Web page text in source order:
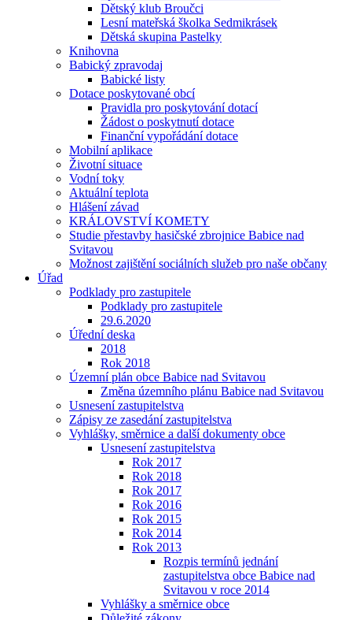
Dětský klub Broučci
Lesní mateřská školka Sedmikrásek
Dětská skupina Pastelky
Knihovna
Babický zpravodaj
Babické listy
Dotace poskytované obcí
Pravidla pro poskytování dotací
Žádost o poskytnutí dotace
Finanční vypořádání dotace
Mobilní aplikace
Životní situace
Vodní toky
Aktuální teplota
Hlášení závad
KRÁLOVSTVÍ KOMETY
Studie přestavby hasičské zbrojnice Babice nad
Svitavou
Možnost zajištění sociálních služeb pro naše občany
Úřad
Podklady pro zastupitele
Podklady pro zastupitele
29.6.2020
Úřední deska
2018
Rok 2018
Územní plán obce Babice nad Svitavou
Změna územního plánu Babice nad Svitavou
Usnesení zastupitelstva
Zápisy ze zasedání zastupitelstva
Vyhlášky, směrnice a další dokumenty obce
Usnesení zastupitelstva
Rok 2017
Rok 2018
Rok 2017
Rok 2016
Rok 2015
Rok 2014
Rok 2013
Rozpis termínů jednání
zastupitelstva obce Babice nad
Svitavou v roce 2014
Vyhlášky a směrnice obce